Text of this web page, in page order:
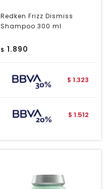
Redken Frizz Dismiss
Shampoo 300 ml
$ 1.890
$ 1.323
$ 1.512